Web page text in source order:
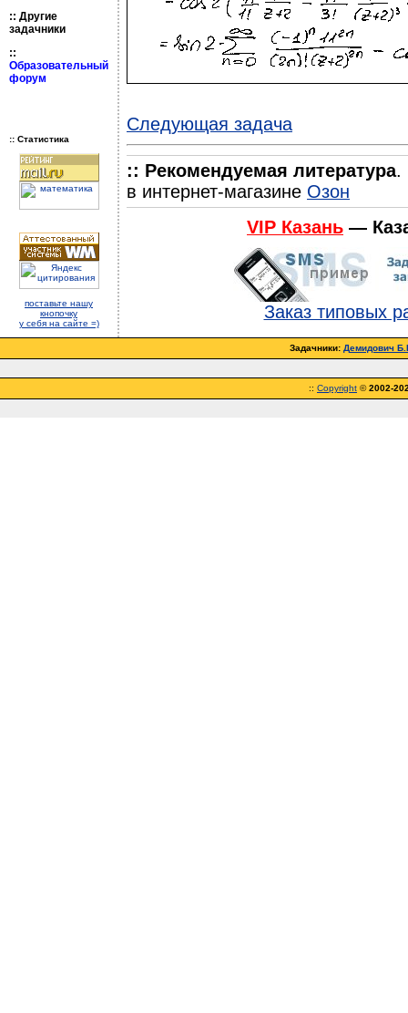
Следующая задача
:: Рекомендуемая литература.
в интернет-магазине Озон
VIP Казань —
Заказ типовых
:: Другие
задачники
::
Образовательный
форум
:: Статистика
поставьте нашу
кнопочку
у себя на сайте =)
Задачники: Демидович
:: Copyright ©2002-